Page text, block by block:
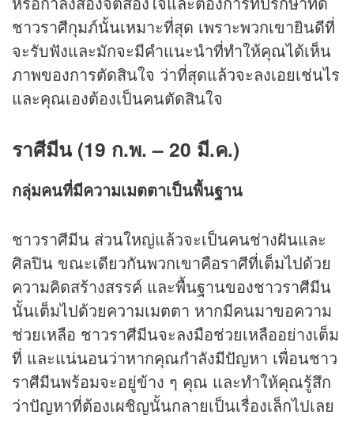
ชาวราศีกุมภ์นั้นเหมาะที่สุด เพราะพวกเขายินดีที่
จะรับฟังและมักจะมีคำแนะนำที่ทำให้คุณได้เห็น
ภาพของการตัดสินใจ ว่าที่สุดแล้วจะลงเอยเช่นไร
และคุณเองต้องเป็นคนตัดสินใจ
ราศีมีน (19 ก.พ. – 20 มี.ค.)
กลุ่มคนที่มีความเมตตาเป็นพื้นฐาน
ชาวราศีมีน ส่วนใหญ่แล้วจะเป็นคนช่างฝันและ
ศิลปิน ขณะเดียวกันพวกเขาคือราศีที่เต็มไปด้วย
ความคิดสร้างสรรค์ และพื้นฐานของชาวราศีมีน
นั้นเต็มไปด้วยความเมตตา หากมีคนมาขอความ
ช่วยเหลือ ชาวราศีมีนจะลงมือช่วยเหลืออย่างเต็ม
ที่ และแน่นอนว่าหากคุณกำลังมีปัญหา เพื่อนชาว
ราศีมีนพร้อมจะอยู่ข้าง ๆ คุณ และทำให้คุณรู้สึก
ว่าปัญหาที่ต้องเผชิญนั้นกลายเป็นเรื่องเล็กไปเลย